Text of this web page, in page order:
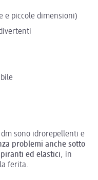
e piccole dimensioni)
sono idrorepellenti e
problemi anche sotto
ed elastici, in
ferita.